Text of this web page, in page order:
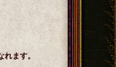
ます。